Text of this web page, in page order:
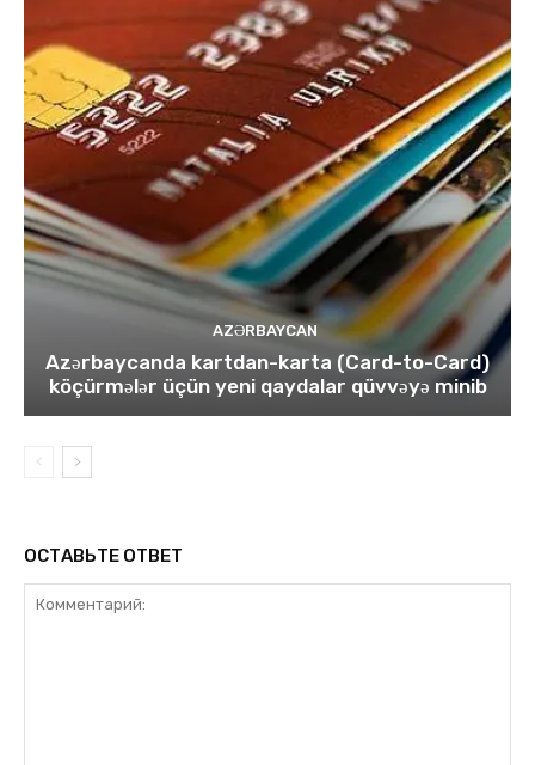
AZƏRBAYCAN
Azərbaycanda kartdan-karta (Card-to-Card)
köçürmələr üçün yeni qaydalar qüvvəyə minib
ОСТАВЬТЕ ОТВЕТ